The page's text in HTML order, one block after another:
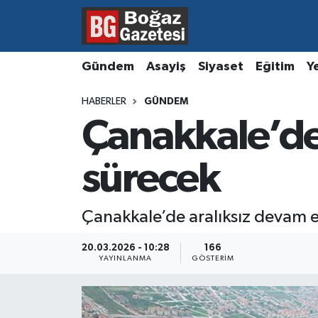
Gündem Asayiş Siyaset Eğitim
HABERLER GÜNDEM
sürecek
Çanakkale’de aralıksız
20.03.2026 - 10:28
YAYINLANMA
166
GÖSTERIM
Asayiş
Ekonomi
Hava Durumu
Süper Lig Puan Durumu ve Fikstür
Tüm Manşetler